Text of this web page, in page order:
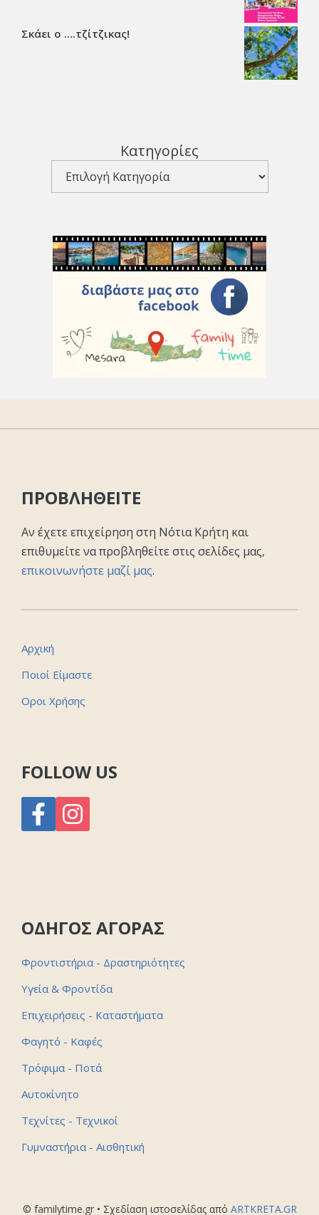
Σκάει ο ….τζίτζικας!
Κατηγορίες
ΠΡΟΒΛΗΘΕΙΤΕ
Αν έχετε επιχείρηση στη Νότια Κρήτη και
επιθυμείτε να προβληθείτε στις σελίδες μας,
επικοινωνήστε μαζί μας.
Αρχική
Ποιοί Είμαστε
Οροι Χρήσης
FOLLOW US
ΟΔΗΓΟΣ ΑΓΟΡΑΣ
Φροντιστήρια - Δραστηριότητες
Υγεία & Φροντίδα
Επιχειρήσεις - Καταστήματα
Φαγητό - Καφές
Τρόφιμα - Ποτά
Αυτοκίνητο
Τεχνίτες - Τεχνικοί
Γυμναστήρια - Αισθητική
© familytime.gr • Σχεδίαση ιστοσελίδας από ARTKRETA.GR